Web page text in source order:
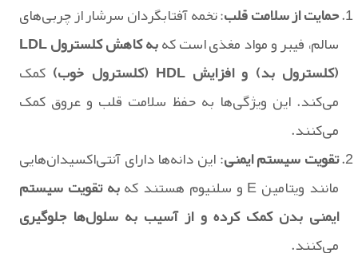
حمایت از سلامت قلب: تخمه آفتابگردان سرشار از چربی‌های
سالم، فیبر و مواد مغذی است که
به کاهش کلسترول LDL
(کلسترول بد) و افزایش HDL (کلسترول خوب)
کمک
می‌کند. این ویژگی‌ها به حفظ سلامت قلب و عروق کمک
می‌کنند.
تقویت سیستم ایمنی: این دانه‌ها دارای آنتی‌اکسیدان‌هایی
مانند ویتامین E و سلنیوم هستند که
به تقویت سیستم
ایمنی بدن کمک کرده و از آسیب به سلول‌ها جلوگیری
می‌کنند.